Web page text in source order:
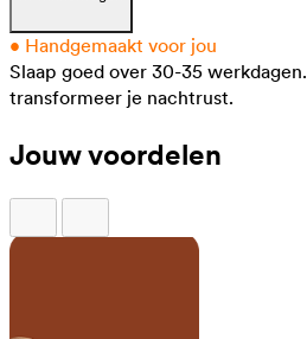
• Handgemaakt voor jou
Slaap goed over 30-35 werkdagen.
transformeer je nachtrust.
Jouw voordelen